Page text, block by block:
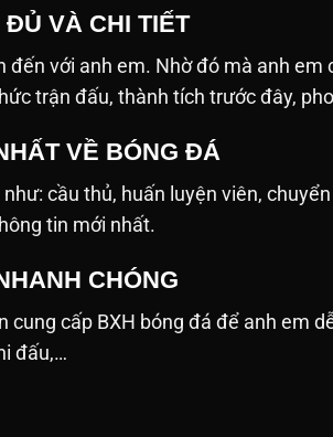
VÀ CHI TIẾT
với anh em. Nhờ đó mà anh
trận đấu, thành tích trước đây,
VỀ BÓNG ĐÁ
cầu thủ, huấn luyện viên,
tin mới nhất.
CHÓNG
cấp BXH bóng đá để anh em
đấu,…